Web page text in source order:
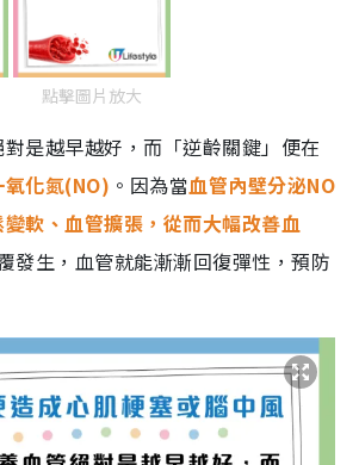
點擊圖片放大
是越早越好，而「逆齡關鍵」便在
氧化氮(NO) 。因為當血管內壁分泌NO
軟、血管擴張，從而大幅改善血
發生，血管就能漸漸回復彈性，預防